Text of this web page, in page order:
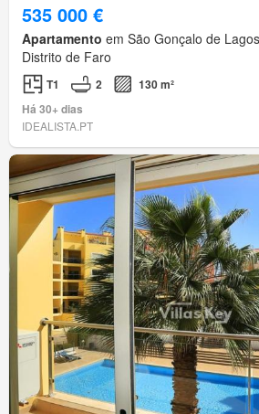
535 000 €
Apartamento em São Gonçalo de
Distrito de Faro
T1 2
130 m²
Há 30+ dias
IDEALISTA.PT